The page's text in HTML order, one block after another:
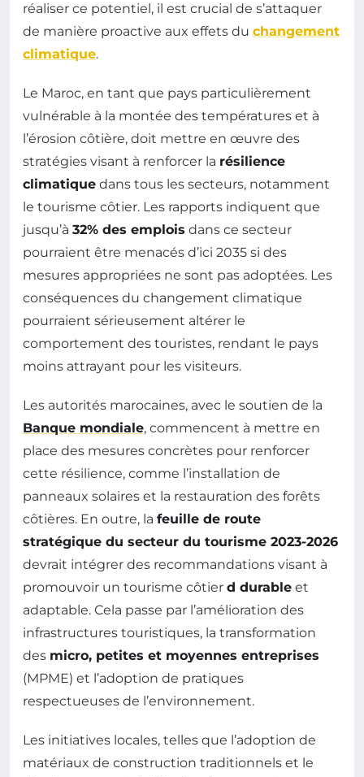
réaliser ce potentiel, il est crucial de s’attaquer
de manière proactive aux effets du changement
climatique.
Le Maroc, en tant que pays particulièrement
vulnérable à la montée des températures et à
l’érosion côtière, doit mettre en œuvre des
stratégies visant à renforcer la résilience
climatique dans tous les secteurs, notamment
le tourisme côtier. Les rapports indiquent que
jusqu’à 32% des emplois dans ce secteur
pourraient être menacés d’ici 2035 si des
mesures appropriées ne sont pas adoptées. Les
conséquences du changement climatique
pourraient sérieusement altérer le
comportement des touristes, rendant le pays
moins attrayant pour les visiteurs.
Les autorités marocaines, avec le soutien de la
Banque mondiale, commencent à mettre en
place des mesures concrètes pour renforcer
cette résilience, comme l’installation de
panneaux solaires et la restauration des forêts
côtières. En outre, la feuille de route
stratégique du secteur du tourisme 2023-2026
devrait intégrer des recommandations visant à
promouvoir un tourisme côtier d durable et
adaptable. Cela passe par l’amélioration des
infrastructures touristiques, la transformation
des micro, petites et moyennes entreprises
(MPME) et l’adoption de pratiques
respectueuses de l’environnement.
Les initiatives locales, telles que l’adoption de
matériaux de construction traditionnels et le